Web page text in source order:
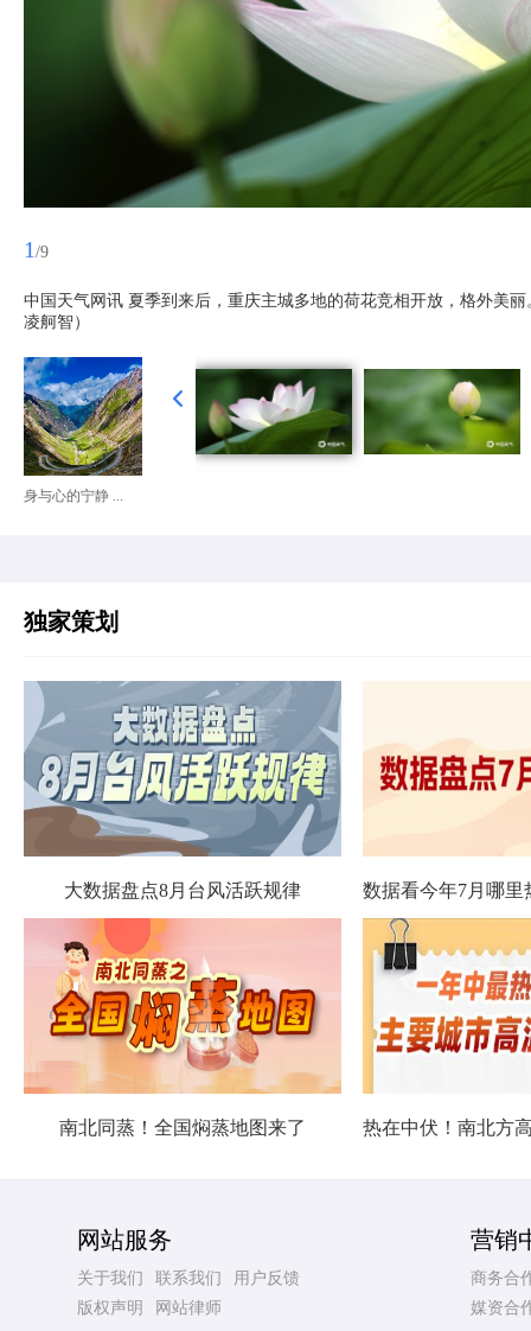
1 /9
中国天气网讯 夏季到来后，重庆主城多地的荷花竞相开放，格外美
凌舸智）​
身与心的宁静 ...
独家策划
大数据盘点8月台风活跃规律
南北同蒸！全国焖蒸地图来了
网站服务
关于我们 联系我们
用户反馈
版权声明
网站律师
营销
商务合
媒资合